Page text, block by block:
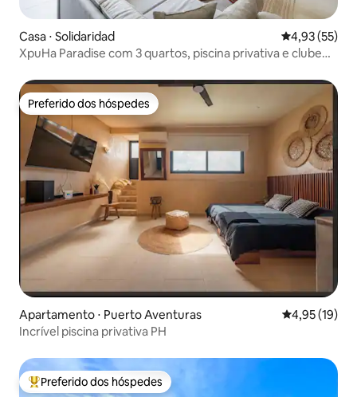
Casa ⋅ Solidaridad 4,93 de uma
4,93 (55)
XpuHa Paradise com 3 quartos, piscina privativa e clube
Preferido dos hóspedes
Preferido dos hóspedes
Apartamento ⋅ Puerto Aventuras 4,95 de uma
4,95 (19)
Incrível piscina privativa PH
Entre os melhores preferidos dos hóspedes
Preferido dos hóspedes